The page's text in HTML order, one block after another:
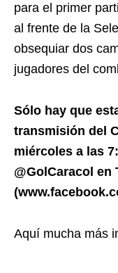
para el primer
al frente de la
obsequiar dos
jugadores del
Sólo hay que
transmisión del
miércoles a las
@GolCaracol en
Aquí mucha más